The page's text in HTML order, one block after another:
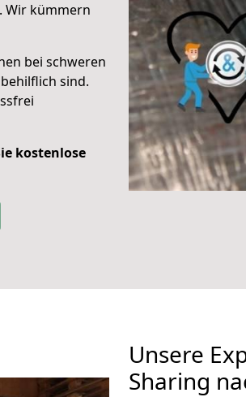
Wir kümmern
bei schweren
behilflich sind.
kostenlose
Unsere
Sharing